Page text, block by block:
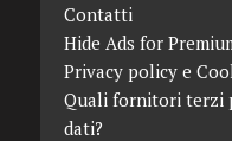
Contatti
Hide Ads for
Privacy policy e
Quali fornitori terzi
dati?